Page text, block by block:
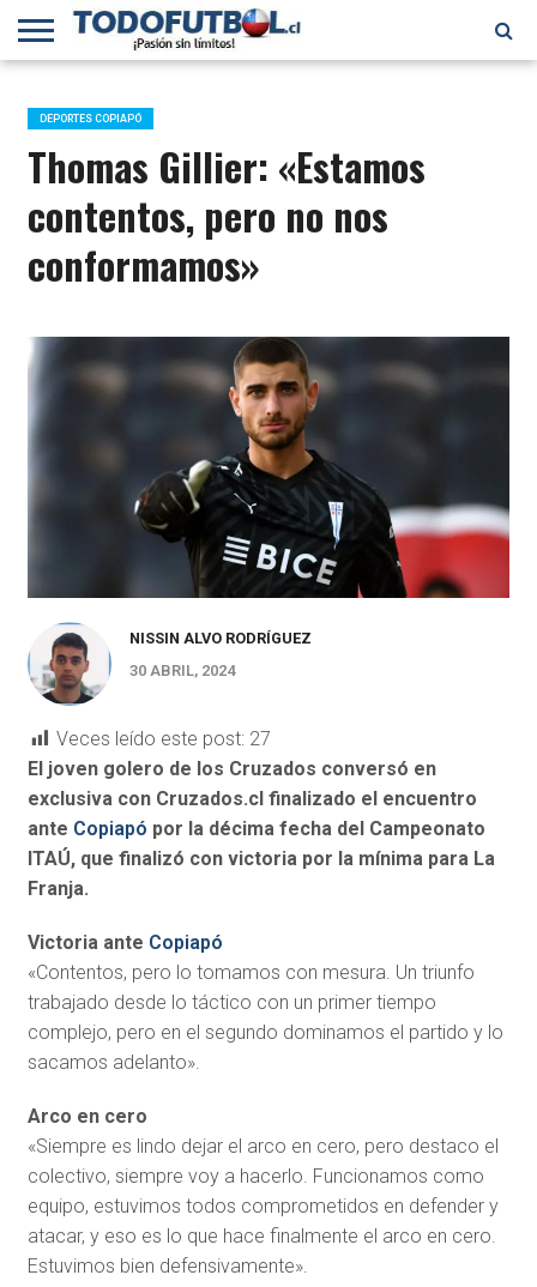
PRIMERA
B
SELECCIÓN
CHILENA
CHILENOS
EN EL
MUNDO
FÚTBOL
INTERNACIONAL
DEPORTES COPIAPÓ
Thomas Gillier: «Estamos
contentos, pero no nos
conformamos»
NISSIN ALVO RODRÍGUEZ
30 ABRIL, 2024
Veces leído este post: 27
El joven golero de los Cruzados conversó en
exclusiva con Cruzados.cl finalizado el encuentro
ante Copiapó por la décima fecha del Campeonato
ITAÚ, que finalizó con victoria por la mínima para La
Franja.
Victoria ante Copiapó
«Contentos, pero lo tomamos con mesura. Un triunfo
trabajado desde lo táctico con un primer tiempo
complejo, pero en el segundo dominamos el partido y lo
sacamos adelanto».
Arco en cero
«Siempre es lindo dejar el arco en cero, pero destaco el
colectivo, siempre voy a hacerlo. Funcionamos como
equipo, estuvimos todos comprometidos en defender y
atacar, y eso es lo que hace finalmente el arco en cero.
Estuvimos bien defensivamente».